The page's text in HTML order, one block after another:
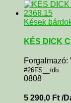
Kések
KÉS DICK
Forgalmazó:
#26FS__/db
0808
5 290,0 Ft /